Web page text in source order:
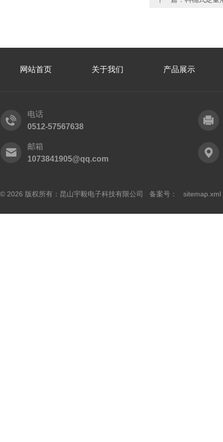
网站首页 关于我们 产品展示
电话
0512-57567638
邮箱
1073841905@qq.com
© 2026 版权所有：昆山宇毅电子科技有限公司 备案号： sitemap.xml